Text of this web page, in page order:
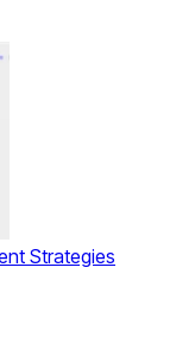
Strategies